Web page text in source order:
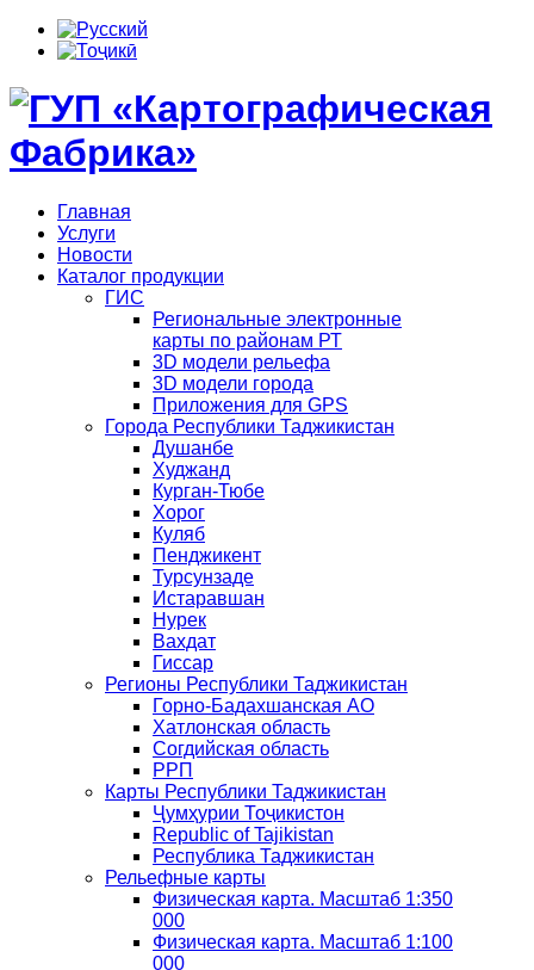
Главная
Услуги
Новости
Каталог продукции
ГИС
Региональные электронные
карты по районам РТ
3D модели рельефа
3D модели города
Приложения для GPS
Города Республики Таджикистан
Душанбе
Худжанд
Курган-Тюбе
Хорог
Куляб
Пенджикент
Турсунзаде
Истаравшан
Нурек
Вахдат
Гиссар
Регионы Республики Таджикистан
Горно-Бадахшанская АО
Хатлонская область
Согдийская область
РРП
Карты Республики Таджикистан
Ҷумҳурии Тоҷикистон
Republic of Tajikistan
Республика Таджикистан
Рельефные карты
Физическая карта. Масштаб 1:350
000
Физическая карта. Масштаб 1:100
000